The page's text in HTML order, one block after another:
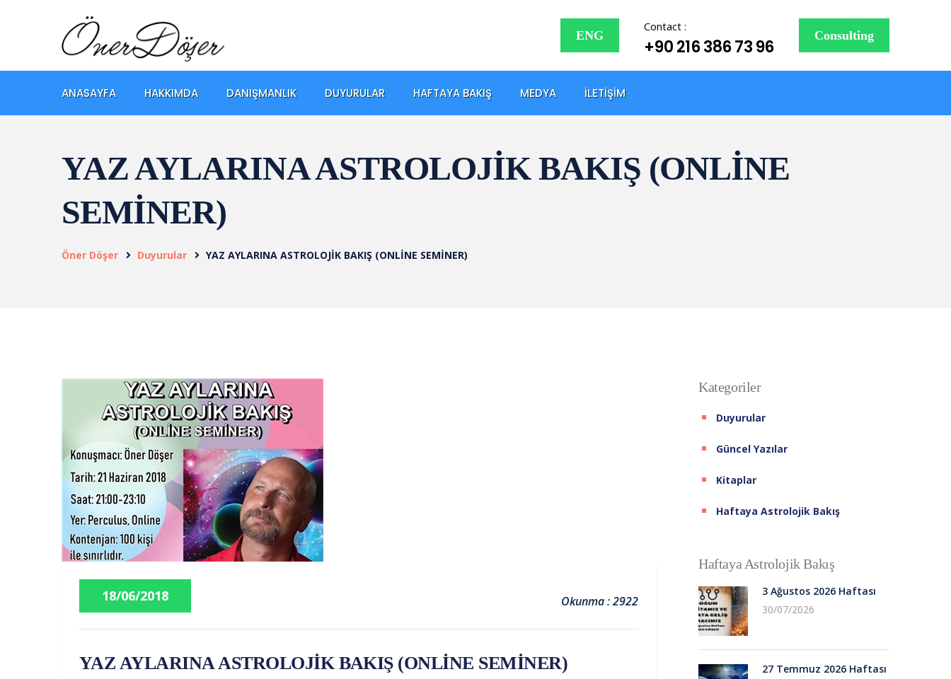
ENG
Contact :
+90 216 386 73 96
Consulting
ANASAYFA HAKKIMDA DANIŞMANLIK DUYURULAR HAFTAYA BAKIŞ MEDYA İLETIŞIM
YAZ AYLARINA ASTROLOJİK BAKIŞ (ONLİNE
SEMİNER)
Öner Döşer Duyurular YAZ AYLARINA ASTROLOJİK BAKIŞ (ONLİNE SEMİNER)
18/06/2018 Okunma : 2922
YAZ AYLARINA ASTROLOJİK BAKIŞ (ONLİNE SEMİNER)
Kategoriler
Duyurular
Güncel Yazılar
Kitaplar
Haftaya Astrolojik Bakış
Haftaya Astrolojik Bakış
3 Ağustos 2026 Haftası
30/07/2026
27 Temmuz 2026 Haftası